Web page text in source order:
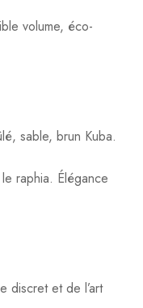
volume, éco-
sable, brun Kuba.
raphia. Élégance
discret et de l’art